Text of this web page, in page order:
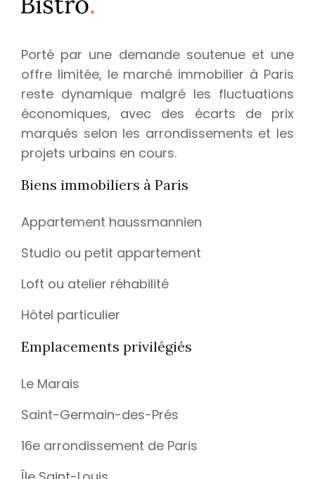
Porté par une demande soutenue et une
offre limitée, le marché immobilier à Paris
reste dynamique malgré les fluctuations
économiques, avec des écarts de prix
marqués selon les arrondissements et les
projets urbains en cours.
Biens immobiliers à Paris
Appartement haussmannien
Studio ou petit appartement
Loft ou atelier réhabilité
Hôtel particulier
Emplacements privilégiés
Le Marais
Saint-Germain-des-Prés
16e arrondissement de Paris